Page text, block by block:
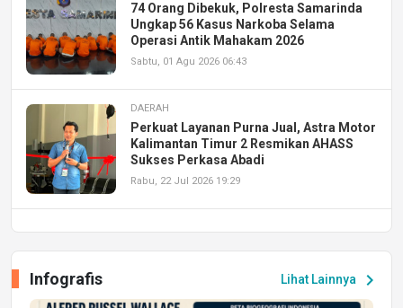
74 Orang Dibekuk, Polresta Samarinda
Ungkap 56 Kasus Narkoba Selama
Operasi Antik Mahakam 2026
Sabtu, 01 Agu 2026 06:43
DAERAH
Perkuat Layanan Purna Jual, Astra Motor
Kalimantan Timur 2 Resmikan AHASS
Sukses Perkasa Abadi
Rabu, 22 Jul 2026 19:29
Peluang Kerja dan Magang
Jumat, 17 Jul 2026 22:30
Lihat Lainnya chevron_right
Infografis